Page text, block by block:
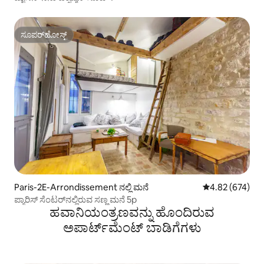
ಸೂಪರ್‌ಹೋಸ್ಟ್
ಸೂಪರ್‌ಹೋಸ್ಟ್
Paris-2E-Arrondissement ನಲ್ಲಿ ಮನೆ 5 ರಲ್ಲಿ 4.82
4.82 (674)
ಪ್ಯಾರಿಸ್ ಸೆಂಟರ್‌ನಲ್ಲಿರುವ ಸಣ್ಣ ಮನೆ 5p
ಹವಾನಿಯಂತ್ರಣವನ್ನು ಹೊಂದಿರುವ
ಅಪಾರ್ಟ್‌ಮೆಂಟ್‌ ಬಾಡಿಗೆಗಳು